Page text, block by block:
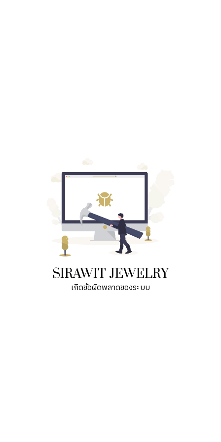
SIRAWIT JEWELRY
เกิดข้อผิดพลาดของระบบ